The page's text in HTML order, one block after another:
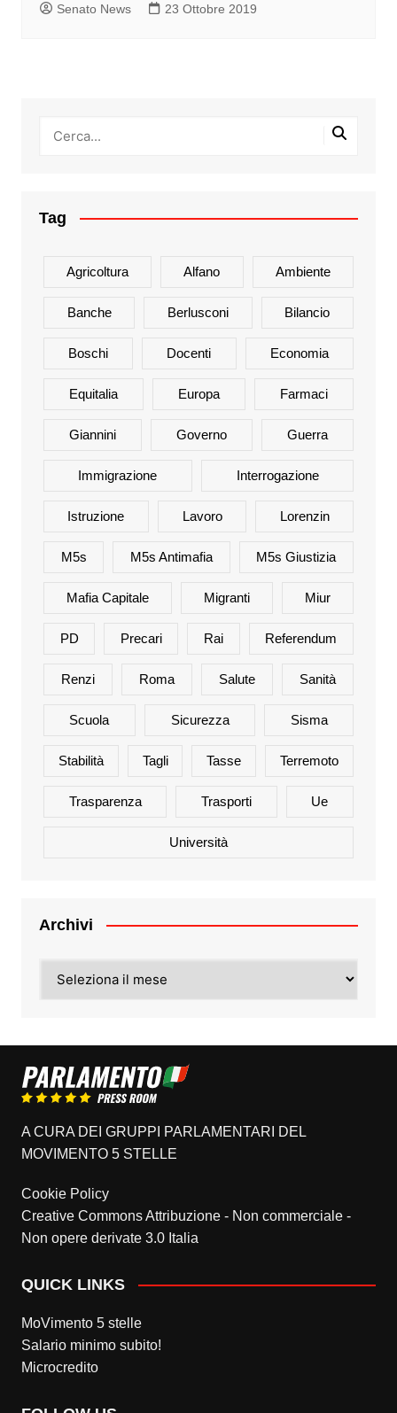
Senato News 23 Ottobre 2019
Tag
Agricoltura Alfano Ambiente
Banche Berlusconi Bilancio
Boschi Docenti Economia
Equitalia Europa Farmaci
Giannini Governo Guerra
Immigrazione Interrogazione
Istruzione Lavoro Lorenzin
M5s M5s Antimafia M5s Giustizia
Mafia Capitale Migranti Miur
PD Precari Rai Referendum
Renzi Roma Salute Sanità
Scuola Sicurezza Sisma
Stabilità Tagli Tasse Terremoto
Trasparenza Trasporti Ue
Università
Archivi
A CURA DEI GRUPPI PARLAMENTARI DEL
MOVIMENTO 5 STELLE
Cookie Policy
Creative Commons Attribuzione - Non commerciale -
Non opere derivate 3.0 Italia
QUICK LINKS
MoVimento 5 stelle
Salario minimo subito!
Microcredito